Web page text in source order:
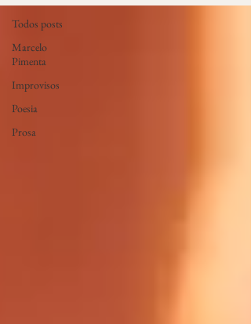
Todos posts
Marcelo
Pimenta
Improvisos
Poesia
Prosa